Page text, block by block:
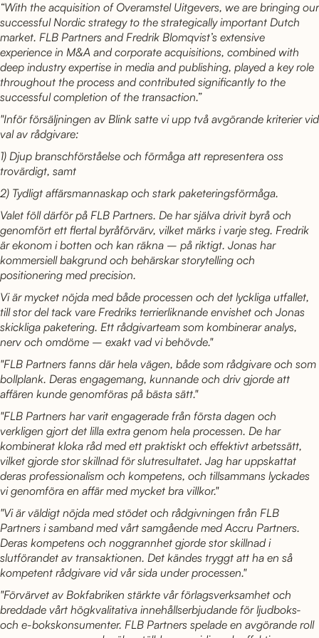
“With the acquisition of Overamstel Uitgevers, we are bringing our
successful Nordic strategy to the strategically important Dutch
market. FLB Partners and Fredrik Blomqvist’s extensive
experience in M&A and corporate acquisitions, combined with
deep industry expertise in media and publishing, played a key role
throughout the process and contributed significantly to the
successful completion of the transaction.”
"Inför försäljningen av Blink satte vi upp två avgörande kriterier vid
val av rådgivare:
1) Djup branschförståelse och förmåga att representera oss
trovärdigt, samt
2) Tydligt affärsmannaskap och stark paketeringsförmåga.
Valet föll därför på FLB Partners. De har själva drivit byrå och
genomfört ett flertal byråförvärv, vilket märks i varje steg. Fredrik
är ekonom i botten och kan räkna – på riktigt. Jonas har
kommersiell bakgrund och behärskar storytelling och
positionering med precision.
Vi är mycket nöjda med både processen och det lyckliga utfallet,
till stor del tack vare Fredriks terrierliknande envishet och Jonas
skickliga paketering. Ett rådgivarteam som kombinerar analys,
nerv och omdöme – exakt vad vi behövde."
"FLB Partners fanns där hela vägen, både som rådgivare och som
bollplank. Deras engagemang, kunnande och driv gjorde att
affären kunde genomföras på bästa sätt."
"FLB Partners har varit engagerade från första dagen och
verkligen gjort det lilla extra genom hela processen. De har
kombinerat kloka råd med ett praktiskt och effektivt arbetssätt,
vilket gjorde stor skillnad för slutresultatet. Jag har uppskattat
deras professionalism och kompetens, och tillsammans lyckades
vi genomföra en affär med mycket bra villkor."
"Vi är väldigt nöjda med stödet och rådgivningen från FLB
Partners i samband med vårt samgående med Accru Partners.
Deras kompetens och noggrannhet gjorde stor skillnad i
slutförandet av transaktionen. Det kändes tryggt att ha en så
kompetent rådgivare vid vår sida under processen."
"Förvärvet av Bokfabriken stärkte vår förlagsverksamhet och
breddade vårt högkvalitativa innehållserbjudande för ljudboks-
och e-bokskonsumenter. FLB Partners spelade en avgörande roll